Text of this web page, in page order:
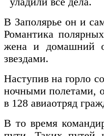
В Заполярье он и
Романтика
жена и домашний
звездами.
Наступив на горло
ночными полетами,
в 128 авиаотряд
В то время